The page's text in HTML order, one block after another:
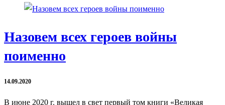
Назовем всех героев войны
поименно
14.09.2020
В июне 2020 г. вышел в свет первый том книги «Великая